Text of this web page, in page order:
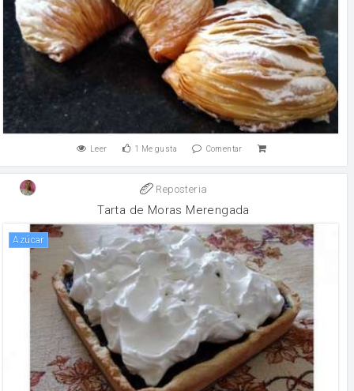
Leer 1 Me gusta Comentar
Reposteria
Tarta de Moras Merengada
Azúcar